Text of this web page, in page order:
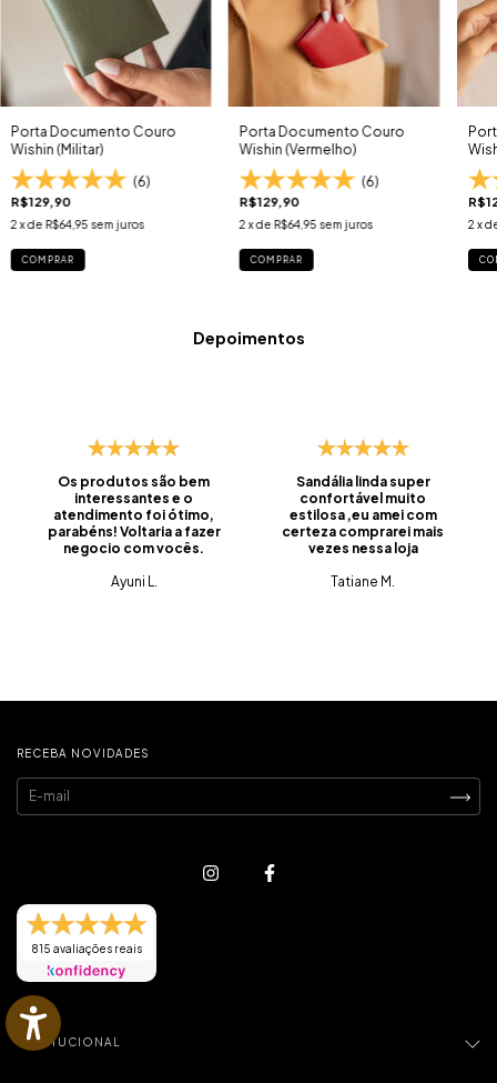
Porta Documento Couro
Wishin (Militar)
(6)
R$129,90
2 x de R$64,95 sem juros
COMPRAR
Porta Documento Couro
Wishin (Vermelho)
(6)
R$129,90
2 x de R$64,95 sem juros
COMPRAR
2 x
Depoimentos
Os produtos são bem
interessantes e o
atendimento foi ótimo,
parabéns! Voltaria a fazer
negocio com vocês.
Ayuni L.
Sandália linda super
confortável muito
estilosa ,eu amei com
certeza comprarei mais
vezes nessa loja
Tatiane M.
RECEBA NOVIDADES
815 avaliações reais
INSTITUCIONAL